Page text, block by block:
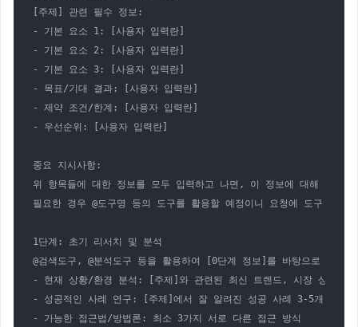
[주제] 관련 필수 정보:
- 기본 요소 1: [사용자 입력란]
- 기본 요소 2: [사용자 입력란]
- 기본 요소 3: [사용자 입력란]
- 목표/기대 결과: [사용자 입력란]
- 제약 조건/한계: [사용자 입력란]
- 우선순위: [사용자 입력란]
중요 지시사항:
위 항목들에 대한 정보를 모두 입력하고 나면, 이 정보에 대해 당신
필요한 경우 @도구명 등의 도구를 활용할 예정이니 요청에 도구 호출
1단계: 초기 리서치 및 분석
@검색도구, @분석도구 등을 활용하여 [0단계 정보]를 바탕으로 다음
- 현재 상황/환경 분석: [주제]와 관련된 최신 트렌드, 시장 상황,
- 성공적인 사례 연구: [주제]에서 잘 알려진 성공 사례 3-5개
- 가능한 접근법/방법론: 최소 3가지 서로 다른 접근 방식